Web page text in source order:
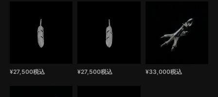
¥27,500税込 ¥27,500税込 ¥33,000税込